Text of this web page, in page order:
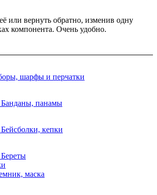
или вернуть обратно, изменив одну
компонента. Очень удобно.
шарфы и перчатки
Банданы, панамы
Бейсболки, кепки
Береты
маска